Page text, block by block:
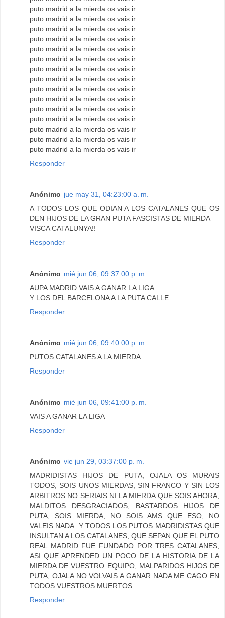
puto madrid a la mierda os vais ir
puto madrid a la mierda os vais ir
puto madrid a la mierda os vais ir
puto madrid a la mierda os vais ir
puto madrid a la mierda os vais ir
puto madrid a la mierda os vais ir
puto madrid a la mierda os vais ir
puto madrid a la mierda os vais ir
puto madrid a la mierda os vais ir
puto madrid a la mierda os vais ir
puto madrid a la mierda os vais ir
puto madrid a la mierda os vais ir
puto madrid a la mierda os vais ir
puto madrid a la mierda os vais ir
puto madrid a la mierda os vais ir
Responder
Anónimo jue may 31, 04:23:00 a. m.
A TODOS LOS QUE ODIAN A LOS CATALANES QUE OS
DEN HIJOS DE LA GRAN PUTA FASCISTAS DE MIERDA
VISCA CATALUNYA!!
Responder
Anónimo mié jun 06, 09:37:00 p. m.
AUPA MADRID VAIS A GANAR LA LIGA
Y LOS DEL BARCELONA A LA PUTA CALLE
Responder
Anónimo mié jun 06, 09:40:00 p. m.
PUTOS CATALANES A LA MIERDA
Responder
Anónimo mié jun 06, 09:41:00 p. m.
VAIS A GANAR LA LIGA
Responder
Anónimo vie jun 29, 03:37:00 p. m.
MADRIDISTAS HIJOS DE PUTA, OJALA OS MURAIS
TODOS, SOIS UNOS MIERDAS, SIN FRANCO Y SIN LOS
ARBITROS NO SERIAIS NI LA MIERDA QUE SOIS AHORA,
MALDITOS DESGRACIADOS, BASTARDOS HIJOS DE
PUTA, SOIS MIERDA, NO SOIS AMS QUE ESO, NO
VALEIS NADA. Y TODOS LOS PUTOS MADRIDISTAS QUE
INSULTAN A LOS CATALANES, QUE SEPAN QUE EL PUTO
REAL MADRID FUE FUNDADO POR TRES CATALANES,
ASI QUE APRENDED UN POCO DE LA HISTORIA DE LA
MIERDA DE VUESTRO EQUIPO, MALPARIDOS HIJOS DE
PUTA, OJALA NO VOLVAIS A GANAR NADA ME CAGO EN
TODOS VUESTROS MUERTOS
Responder